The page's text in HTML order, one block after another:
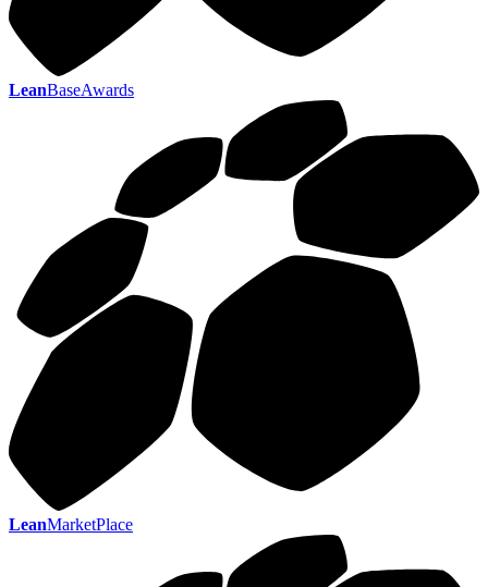
LeanBaseAwards
LeanMarketPlace